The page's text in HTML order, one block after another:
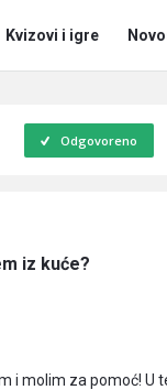
Kvizovi i igre
Odgovoreno
iz kuće?
i molim za pomoć! U